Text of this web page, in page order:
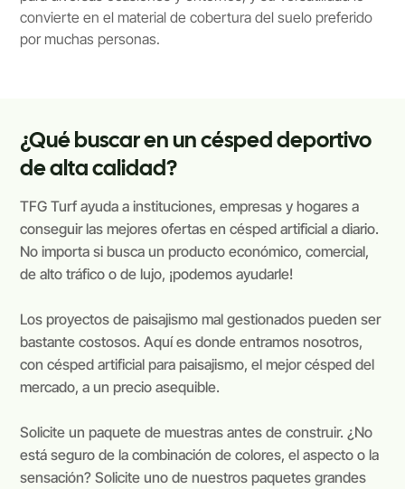
convierte en el material de cobertura del suelo preferido
por muchas personas.
¿Qué buscar en un césped deportivo
de alta calidad?
TFG Turf ayuda a instituciones, empresas y hogares a
conseguir las mejores ofertas en césped artificial a diario.
No importa si busca un producto económico, comercial,
de alto tráfico o de lujo, ¡podemos ayudarle!
Los proyectos de paisajismo mal gestionados pueden ser
bastante costosos. Aquí es donde entramos nosotros,
con césped artificial para paisajismo, el mejor césped del
mercado, a un precio asequible.
Solicite un paquete de muestras antes de construir. ¿No
está seguro de la combinación de colores, el aspecto o la
sensación? Solicite uno de nuestros paquetes grandes